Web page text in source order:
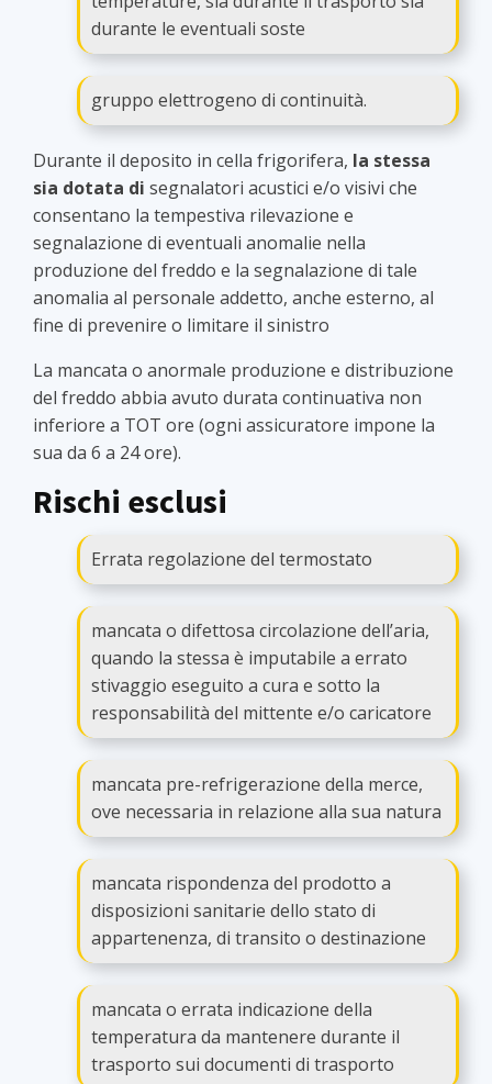
durante le eventuali soste
gruppo elettrogeno di continuità.
Durante il deposito in cella frigorifera, la stessa
sia dotata di segnalatori acustici e/o visivi che
consentano la tempestiva rilevazione e
segnalazione di eventuali anomalie nella
produzione del freddo e la segnalazione di tale
anomalia al personale addetto, anche esterno, al
fine di prevenire o limitare il sinistro
La mancata o anormale produzione e distribuzione
del freddo abbia avuto durata continuativa non
inferiore a TOT ore (ogni assicuratore impone la
sua da 6 a 24 ore).
Rischi esclusi
Errata regolazione del termostato
mancata o difettosa circolazione dell’aria,
quando la stessa è imputabile a errato
stivaggio eseguito a cura e sotto la
responsabilità del mittente e/o caricatore
mancata pre-refrigerazione della merce,
ove necessaria in relazione alla sua natura
mancata rispondenza del prodotto a
disposizioni sanitarie dello stato di
appartenenza, di transito o destinazione
mancata o errata indicazione della
temperatura da mantenere durante il
trasporto sui documenti di trasporto